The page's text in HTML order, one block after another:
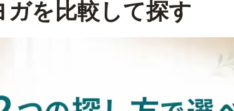
ガを比較して探す